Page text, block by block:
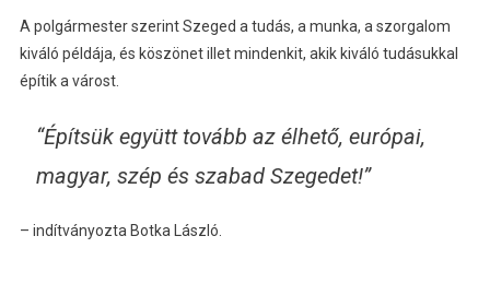
A polgármester szerint Szeged a tudás, a munka, a szorgalom
kiváló példája, és köszönet illet mindenkit, akik kiváló tudásukkal
építik a várost.
“Építsük együtt tovább az élhető, európai,
magyar, szép és szabad Szegedet!”
– indítványozta Botka László.